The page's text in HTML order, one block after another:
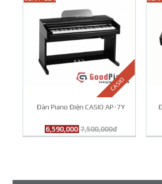
CASIO
Đàn Piano Điện CASIO AP-7Y
6,590,000 7,500,000đ